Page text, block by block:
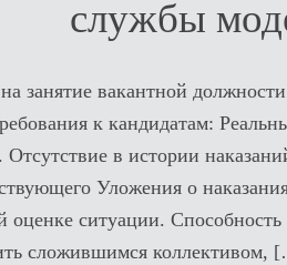
службы
занятие вакантной
к кандидатам:
в истории
Уложения о
оценке ситуации.
сложившимся коллективом,